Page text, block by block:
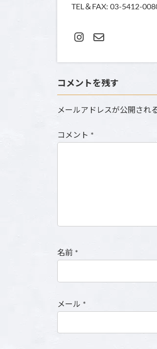
TEL＆FAX: 03-5412-
コメントを残す
メールアドレスが公開され
コメント *
名前 *
メール *